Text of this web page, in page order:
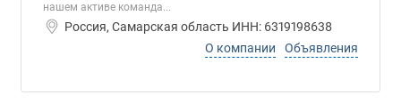
нашем активе команда...
Россия, Самарская область ИНН: 6319198638
О компании
Объявления